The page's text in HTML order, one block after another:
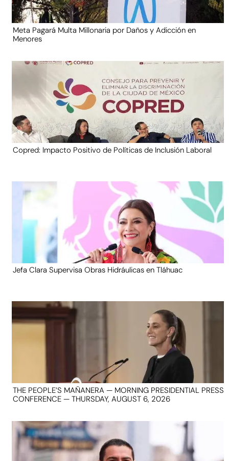
Meta Pagará Multa Millonaria por Daños y Adicción en
Menores
Copred: Impacto Positivo de Políticas de Inclusión Laboral
Jefa Clara Supervisa Obras Hidráulicas en Tláhuac
THE PEOPLE’S MAÑANERA — MORNING PRESIDENTIAL PRESS
CONFERENCE — THURSDAY, AUGUST 6, 2026